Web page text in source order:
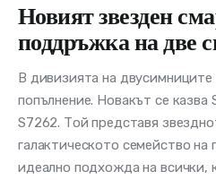
Новият звезден
поддръжка на две
В дивизията на
попълнение. Новакът се казва
S7262. Той представя
галактическото семейство
идеално подхожда на всички,